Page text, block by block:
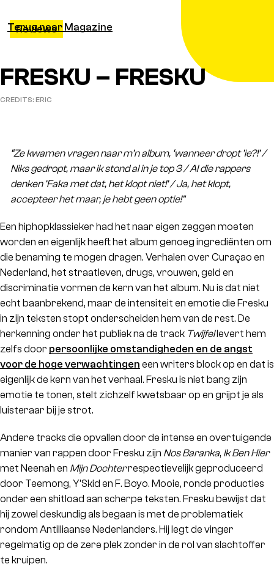
Reviews
Terug naar Magazine
FRESKU – FRESKU
CREDITS: ERIC
“Ze kwamen vragen naar m’n album, ‘wanneer dropt ’ie?!’ /
Niks gedropt, maar ik stond al in je top 3 / Al die rappers
denken ‘Faka met dat, het klopt niet!’ / Ja, het klopt,
accepteer het maar, je hebt geen optie!”
Een hiphopklassieker had het naar eigen zeggen moeten
worden en eigenlijk heeft het album genoeg ingrediënten om
die benaming te mogen dragen. Verhalen over Curaçao en
Nederland, het straatleven, drugs, vrouwen, geld en
discriminatie vormen de kern van het album. Nu is dat niet
echt baanbrekend, maar de intensiteit en emotie die Fresku
in zijn teksten stopt onderscheiden hem van de rest. De
herkenning onder het publiek na de track Twijfellevert hem
zelfs door persoonlijke omstandigheden en de angst
voor de hoge verwachtingen een writers block op en dat is
eigenlijk de kern van het verhaal. Fresku is niet bang zijn
emotie te tonen, stelt zichzelf kwetsbaar op en grijpt je als
luisteraar bij je strot.
Andere tracks die opvallen door de intense en overtuigende
manier van rappen door Fresku zijn Nos Baranka, Ik Ben Hier
met Neenah en Mijn Dochterrespectievelijk geproduceerd
door Teemong, Y’Skid en F. Boyo. Mooie, ronde producties
onder een shitload aan scherpe teksten. Fresku bewijst dat
hij zowel deskundig als begaan is met de problematiek
rondom Antilliaanse Nederlanders. Hij legt de vinger
regelmatig op de zere plek zonder in de rol van slachtoffer
te kruipen.